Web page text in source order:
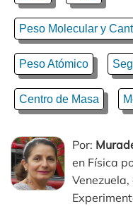
Peso Molecular y
Peso Atómico
Centro de Masa
Por:
en Física